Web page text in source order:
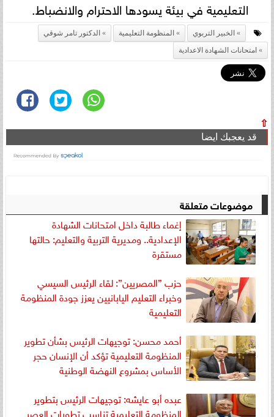
التعليمية في بيئة يسودها الاحترام والانضباط.
الخبير التربوي المنظومة التعليمية
الدكتور تامر شوقي
امتحانات الشهادة الاعدادية
⇧
قد يعجبك ايضا
موضوعات متعلقة
إغماء طالبة داخل امتحانات الشهادة
الإعدادية.. ومديرية التربية والتعليم: حالتها
مستقرة
حزب ”المصريين”: لقاء الرئيس السيسي
وخبراء التعليم اليابانيين يعزز جودة المنظومة
التعليمية
أحمد محسن: توجيهات الرئيس بشأن تطوير
المنظومة التعليمية تؤكد أن الإنسان حجر
الأساس بمشروع النهضة الوطنية
عبده أبو عايشه: توجيهات الرئيس بتطوير
المنظومة التعليمية تناسب تطورات العصر